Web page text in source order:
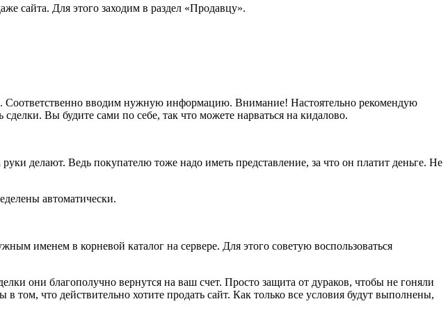
сайта. Для этого заходим в раздел «Продавцу».
Соответственно вводим нужную информацию. Внимание! Настоятельно рекомендую
Вы будите сами по себе, так что можете нарваться на кидалово.
делают. Ведь покупателю тоже надо иметь представление, за что он платит деньге. Не
автоматически.
именем в корневой каталог на сервере. Для этого советую воспользоваться
они благополучно вернутся на ваш счет. Просто защита от дураков, чтобы не гоняли
что действительно хотите продать сайт. Как только все условия будут выполнены,